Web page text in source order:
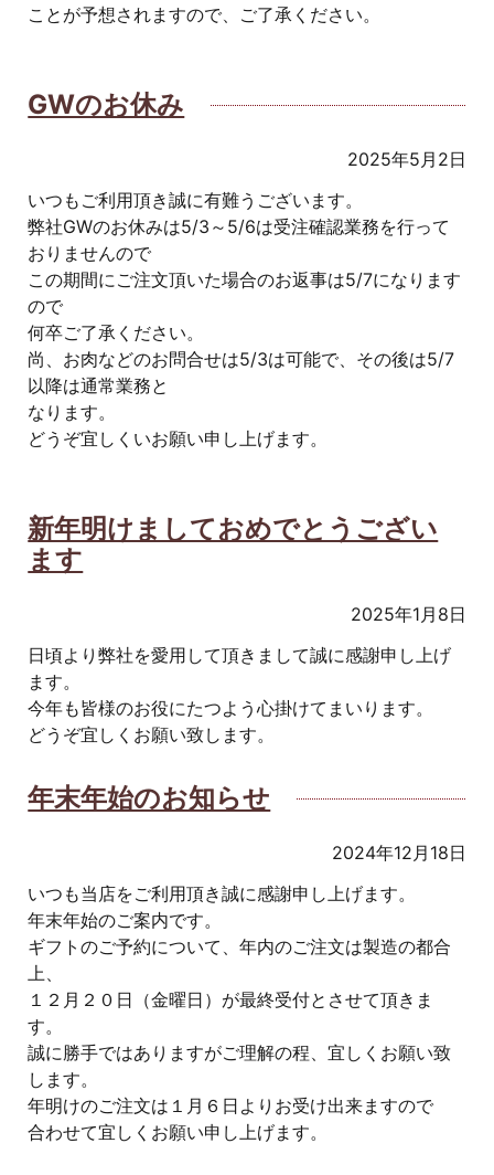
ことが予想されますので、ご了承ください。
GWのお休み
2025年5月2日
いつもご利用頂き誠に有難うございます。
弊社GWのお休みは5/3～5/6は受注確認業務を行って
おりませんので
この期間にご注文頂いた場合のお返事は5/7になります
ので
何卒ご了承ください。
尚、お肉などのお問合せは5/3は可能で、その後は5/7
以降は通常業務と
なります。
どうぞ宜しくいお願い申し上げます。
新年明けましておめでとうござい
ます
2025年1月8日
日頃より弊社を愛用して頂きまして誠に感謝申し上げ
ます。
今年も皆様のお役にたつよう心掛けてまいります。
どうぞ宜しくお願い致します。
年末年始のお知らせ
2024年12月18日
いつも当店をご利用頂き誠に感謝申し上げます。
年末年始のご案内です。
ギフトのご予約について、年内のご注文は製造の都合
上、
１２月２０日（金曜日）が最終受付とさせて頂きま
す。
誠に勝手ではありますがご理解の程、宜しくお願い致
します。
年明けのご注文は１月６日よりお受け出来ますので
合わせて宜しくお願い申し上げます。